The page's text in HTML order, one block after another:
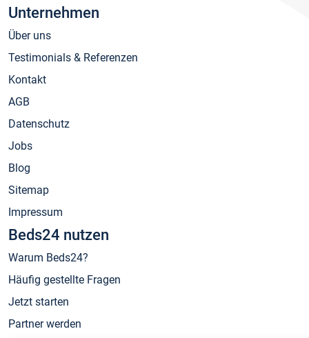
Unternehmen
Über uns
Testimonials & Referenzen
Kontakt
AGB
Datenschutz
Jobs
Blog
Sitemap
Impressum
Beds24 nutzen
Warum Beds24?
Häufig gestellte Fragen
Jetzt starten
Partner werden